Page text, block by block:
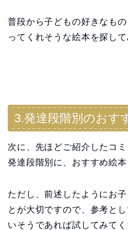
普段から子どもの好きなも
ってくれそうな絵本を探して
3.発達段階別のおす
次に、先ほどご紹介したコ
発達段階別に、おすすめ絵本
ただし、前述したようにお
とが大切ですので、参考と
いそうであれば試してみてく